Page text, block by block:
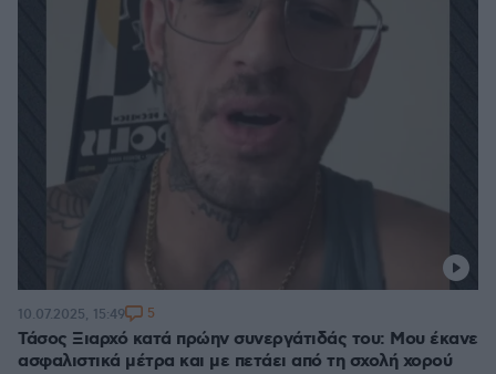
Τάσος Ξιαρχό κατά πρώην συνεργάτιδάς του: Μου έκανε
ασφαλιστικά μέτρα και με πετάει από τη σχολή χορού
10.07.2025, 15:49 5